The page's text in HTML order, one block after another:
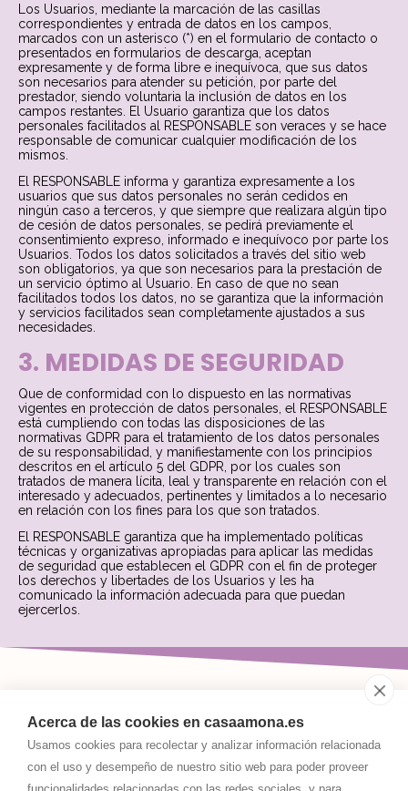
Acerca de las cookies en casaamona.es
Usamos cookies para recolectar y analizar información relacionada
con el uso y desempeño de nuestro sitio web para poder proveer
Los Usuarios, mediante la marcación de las casillas
correspondientes y entrada de datos en los campos,
marcados con un asterisco (*) en el formulario de contacto o
presentados en formularios de descarga, aceptan
expresamente y de forma libre e inequívoca, que sus datos
son necesarios para atender su petición, por parte del
prestador, siendo voluntaria la inclusión de datos en los
campos restantes. El Usuario garantiza que los datos
personales facilitados al RESPONSABLE son veraces y se hace
responsable de comunicar cualquier modificación de los
mismos.
El RESPONSABLE informa y garantiza expresamente a los
usuarios que sus datos personales no serán cedidos en
ningún caso a terceros, y que siempre que realizara algún tipo
de cesión de datos personales, se pedirá previamente el
consentimiento expreso, informado e inequívoco por parte los
Usuarios. Todos los datos solicitados a través del sitio web
son obligatorios, ya que son necesarios para la prestación de
un servicio óptimo al Usuario. En caso de que no sean
facilitados todos los datos, no se garantiza que la información
y servicios facilitados sean completamente ajustados a sus
necesidades.
3. MEDIDAS DE SEGURIDAD
Que de conformidad con lo dispuesto en las normativas
vigentes en protección de datos personales, el RESPONSABLE
está cumpliendo con todas las disposiciones de las
normativas GDPR para el tratamiento de los datos personales
de su responsabilidad, y manifiestamente con los principios
descritos en el artículo 5 del GDPR, por los cuales son
tratados de manera lícita, leal y transparente en relación con el
interesado y adecuados, pertinentes y limitados a lo necesario
en relación con los fines para los que son tratados.
El RESPONSABLE garantiza que ha implementado políticas
técnicas y organizativas apropiadas para aplicar las medidas
de seguridad que establecen el GDPR con el fin de proteger
los derechos y libertades de los Usuarios y les ha
comunicado la información adecuada para que puedan
ejercerlos.
hotelamona@gmail.com
01423 - TUESTA (Álava)